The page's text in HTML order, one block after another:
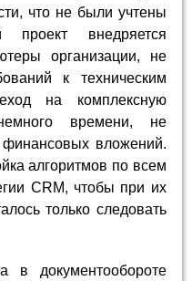
что не были учтены
проект внедряется
организации, не
к техническим
на комплексную
времени, не
финансовых вложений.
алгоритмов по всем
CRM, чтобы при их
только следовать
в документообороте